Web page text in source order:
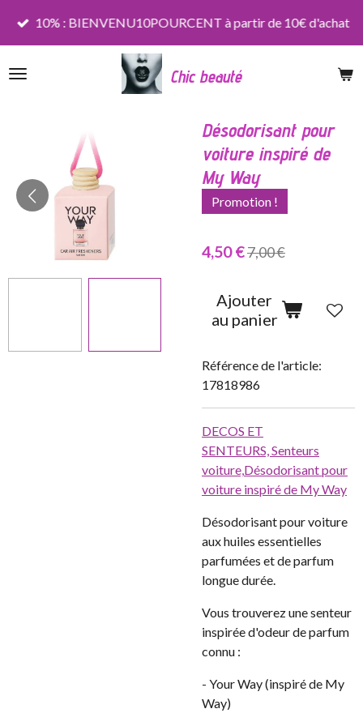
Passer
principal
Chic beauté
10% : BIENVENU10POURCENT à partir de 10€ d'achat
Désodorisant pour
voiture inspiré de
My Way
Promotion !
4,50 €7,00 €
Ajouter
au panier
Référence de l'article:
17818986
DECOS ET
SENTEURS,Senteurs
voiture,Désodorisant pour
voiture inspiré de My Way
Désodorisant pour voiture
aux huiles essentielles
parfumées et de parfum
longue durée.
Vous trouverez une senteur
inspirée d'odeur de parfum
connu :
- Your Way (inspiré de My
Way)